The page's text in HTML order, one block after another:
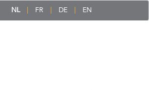
NL FR DE EN